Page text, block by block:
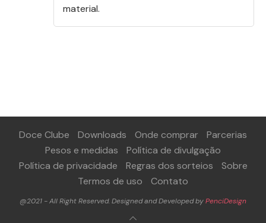
material.
Doce Clube Downloads Onde comprar
Parcerias
Pesos e medidas
Política de divulgação
Política de privacidade
Regras dos sorteios
Sobre
Termos de uso
Contato
@2021 - All Right Reserved. Designed and Developed byPenciDesign